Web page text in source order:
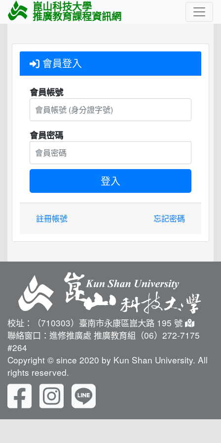
崑山科技大學
推廣教育課程資訊網
會員登入
會員帳號
會員密碼
註冊帳號 忘記密碼
校址：（710303）臺南市永康區崑大路 195 號
聯絡窗口：進修推廣處 推廣教育組（06）272-7175
#264
Copyright © since 2020 by Kun Shan University. All
rights reserved.